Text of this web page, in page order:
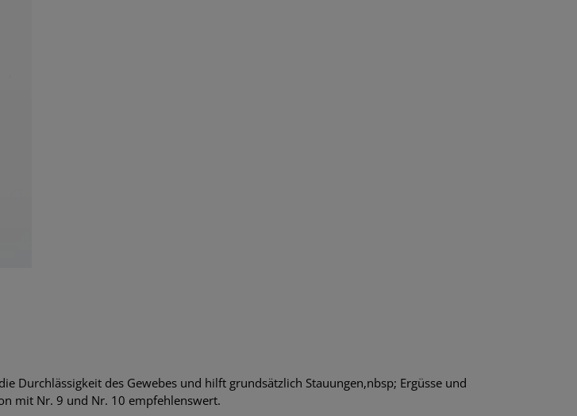
Durchlässigkeit des Gewebes und hilft grundsätzlich Stauungen,nbsp; Ergüsse und
mit Nr. 9 und Nr. 10 empfehlenswert.